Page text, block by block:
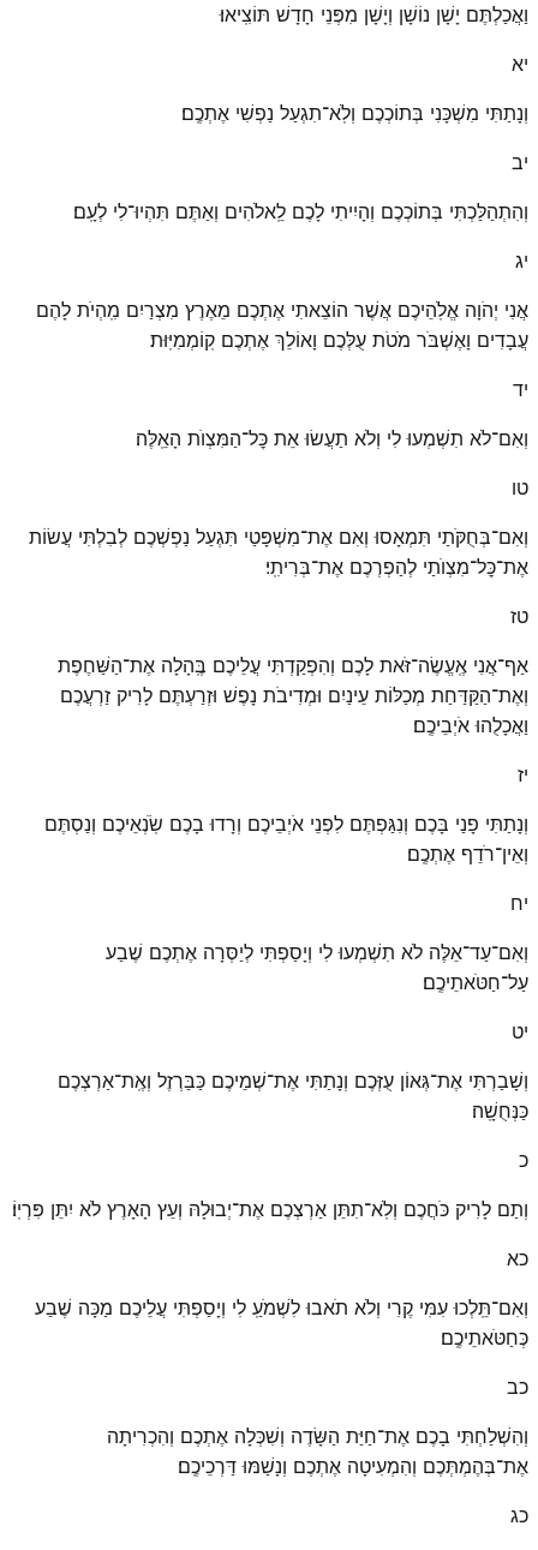
וַאֲכַלְתֶּם יָשָׁן נוֹשָׁן וְיָשָׁן מִפְּנֵי חָדָשׁ תּוֹצִֽיאוּ׃
יא
וְנָתַתִּי מִשְׁכָּנִי בְּתוֹכְכֶם וְלֹֽא־תִגְעַל נַפְשִׁי אֶתְכֶֽם׃
יב
וְהִתְהַלַּכְתִּי בְּתוֹכְכֶם וְהָיִיתִי לָכֶם לֵֽאלֹהִים וְאַתֶּם תִּהְיוּ־לִי לְעָֽם׃
יג
אֲנִי יְהֹוָה אֱלֹֽהֵיכֶם אֲשֶׁר הוֹצֵאתִי אֶתְכֶם מֵאֶרֶץ מִצְרַיִם מִֽהְיֹת לָהֶם
עֲבָדִים וָאֶשְׁבֹּר מֹטֹת עֻלְּכֶם וָאוֹלֵךְ אֶתְכֶם קֽוֹמְמִיּֽוּת׃
יד
וְאִם־לֹא תִשְׁמְעוּ לִי וְלֹא תַעֲשׂוּ אֵת כׇּל־הַמִּצְוֺת הָאֵֽלֶּה׃
טו
וְאִם־בְּחֻקֹּתַי תִּמְאָסוּ וְאִם אֶת־מִשְׁפָּטַי תִּגְעַל נַפְשְׁכֶם לְבִלְתִּי עֲשׂוֹת
אֶת־כׇּל־מִצְוֺתַי לְהַפְרְכֶם אֶת־בְּרִיתִֽי׃
טז
אַף־אֲנִי אֶֽעֱשֶׂה־זֹּאת לָכֶם וְהִפְקַדְתִּי עֲלֵיכֶם בֶּֽהָלָה אֶת־הַשַּׁחֶפֶת
וְאֶת־הַקַּדַּחַת מְכַלּוֹת עֵינַיִם וּמְדִיבֹת נָפֶשׁ וּזְרַעְתֶּם לָרִיק זַרְעֲכֶם
וַאֲכָלֻהוּ אֹיְבֵיכֶֽם׃
יז
וְנָתַתִּי פָנַי בָּכֶם וְנִגַּפְתֶּם לִפְנֵי אֹיְבֵיכֶם וְרָדוּ בָכֶם שֹֽׂנְאֵיכֶם וְנַסְתֶּם
וְאֵין־רֹדֵף אֶתְכֶֽם׃
יח
וְאִם־עַד־אֵלֶּה לֹא תִשְׁמְעוּ לִי וְיָסַפְתִּי לְיַסְּרָה אֶתְכֶם שֶׁבַע
עַל־חַטֹּאתֵיכֶֽם׃
יט
וְשָׁבַרְתִּי אֶת־גְּאוֹן עֻזְּכֶם וְנָתַתִּי אֶת־שְׁמֵיכֶם כַּבַּרְזֶל וְאֶֽת־אַרְצְכֶם
כַּנְּחֻשָֽׁה׃
כ
וְתַם לָרִיק כֹּחֲכֶם וְלֹֽא־תִתֵּן אַרְצְכֶם אֶת־יְבוּלָהּ וְעֵץ הָאָרֶץ לֹא יִתֵּן פִּרְיֽוֹ׃
כא
וְאִם־תֵּֽלְכוּ עִמִּי קֶרִי וְלֹא תֹאבוּ לִשְׁמֹעַֽ לִי וְיָסַפְתִּי עֲלֵיכֶם מַכָּה שֶׁבַע
כְּחַטֹּאתֵיכֶֽם׃
כב
וְהִשְׁלַחְתִּי בָכֶם אֶת־חַיַּת הַשָּׂדֶה וְשִׁכְּלָה אֶתְכֶם וְהִכְרִיתָה
אֶת־בְּהֶמְתְּכֶם וְהִמְעִיטָה אֶתְכֶם וְנָשַׁמּוּ דַּרְכֵיכֶֽם׃
כג